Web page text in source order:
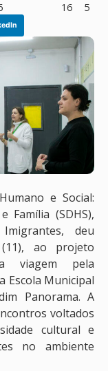
16
5
e Social:
Família (SDHS),
deu
ao projeto
viagem pela
Escola Municipal
Panorama. A
voltados
cultural e
no ambiente